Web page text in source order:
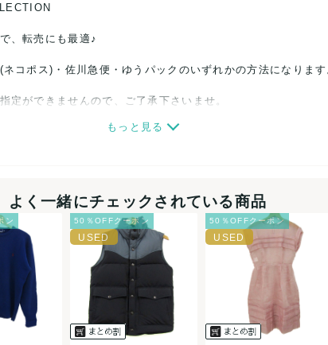
、転売にも最適♪
コポス)・佐川急便・ゆうパックのいずれかの方法になりま
定ができませんので、ご了承下さいませ。
、見る方によって状態の価値観が異なりますので、トラブル
をはらっておりますが、何かございましたら、レビュー記載
て対応致します。
ますので、真贋方法などお答えできない場合もございます。
等が発覚しましたら、返品・返金にて対応致しますので、ご
ルペイ、銀行振込、PayPay、コンビニ払い
もっと見る
よく一緒にチェックされている商品
ン 50％OFFクーポン 50％OFFクーポン